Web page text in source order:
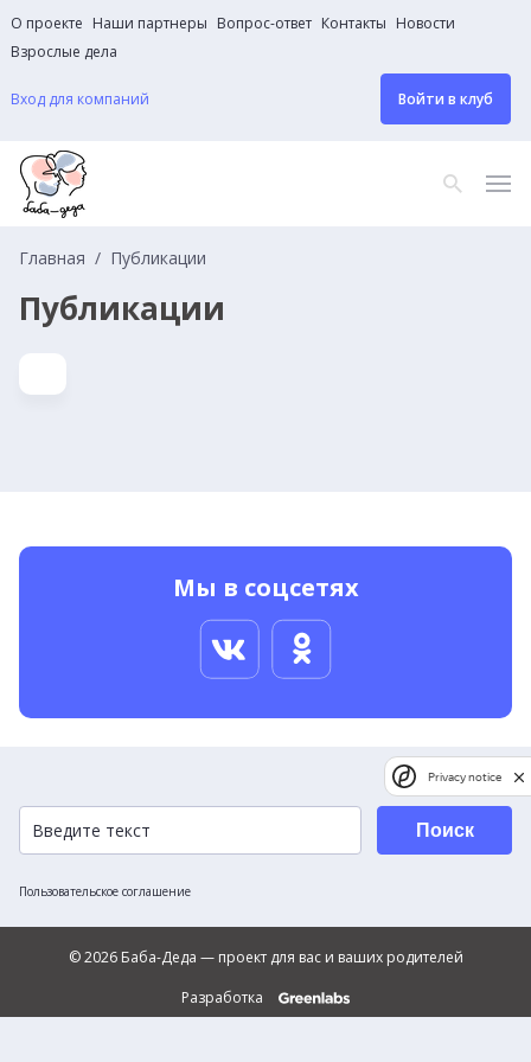
О проекте Наши партнеры Вопрос-ответ Контакты Новости
Взрослые дела
Вход для компаний Войти в клуб
Главная Публикации
Публикации
Мы в соцсетях
Пользовательское соглашение
Поиск
© 2026 Баба-Деда — проект для вас и ваших родителей
Разработка
Privacy notice